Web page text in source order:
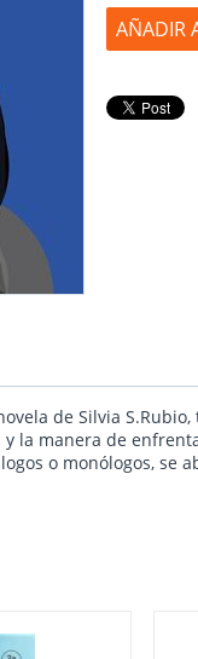
AÑADIR
de Silvia
y la manera de
o monólogos,